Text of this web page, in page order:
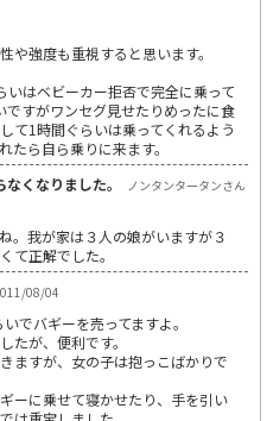
や強度も重視すると思います。
いはベビーカー拒否で完全に乗って
ですがワンセグ見せたりめったに食
て1時間ぐらいは乗ってくれるよう
たら自ら乗りに来ます。
くなりました。
ノンタンタータンさん
。我が家は３人の娘がいますが３
て正解でした。
08/04
でバギーを売ってますよ。
たが、便利です。
ますが、女の子は抱っこばかりで
ーに乗せて寝かせたり、手を引い